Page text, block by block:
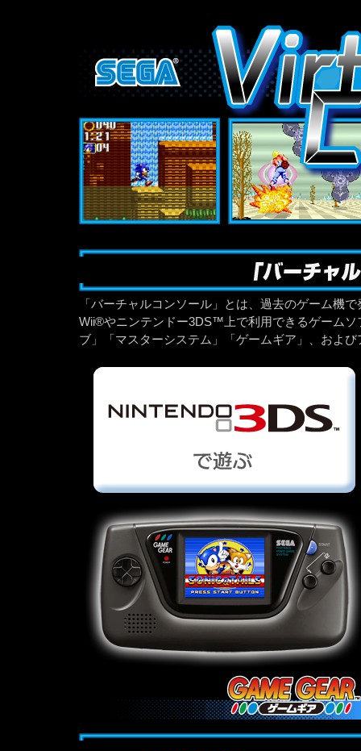
SEGA
「バーチャルコンソール」とは、過去のゲーム機
Wii®やニンテンドー3DS™上で利用できるゲーム
ブ」「マスターシステム」「ゲームギア」、およ